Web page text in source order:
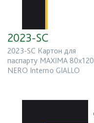
2023-SC
2023-SC Картон для
паспарту MAXIMA 80x120
NERO Interno GIALLO